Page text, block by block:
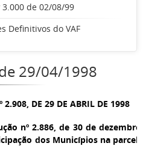
3.000 de 02/08/99
Definitivos do VAF
29/04/1998
2.908, DE 29 DE ABRIL DE 1998
nº 2.886, de 30 de dezembro
dos Municípios na parcela